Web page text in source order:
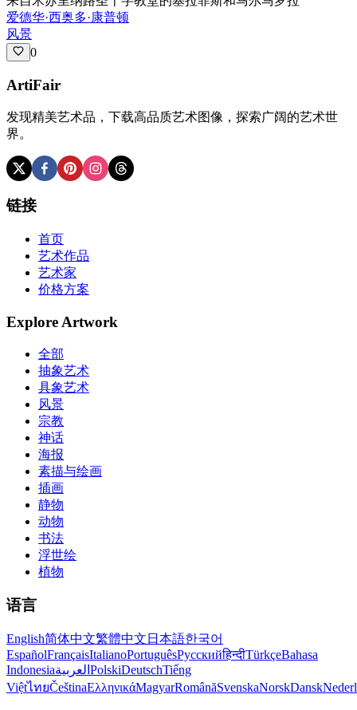
爱德华·西奥多·康普顿
风景
0
ArtiFair
发现精美艺术品，下载高品质艺术图像，探索广阔的艺术世
界。
链接
首页
艺术作品
艺术家
价格方案
Explore Artwork
全部
抽象艺术
具象艺术
风景
宗教
神话
海报
素描与绘画
插画
静物
动物
书法
浮世绘
植物
语言
English简体中文繁體中文 日本語한국어
EspañolFrançaisItalianoPortuguêsРусскийहिन्दीTürkçeBahasa
Indonesiaالعربية PolskiDeutschTiếng
ViệtไทยČeštinaΕλληνικάMagyarRomânăSvenskaNorskDansk